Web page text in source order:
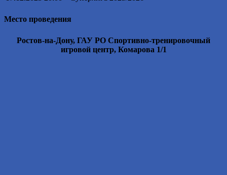
Место проведения
Ростов-на-Дону, ГАУ РО Спортивно-тренировочный
игровой центр, Комарова 1/1